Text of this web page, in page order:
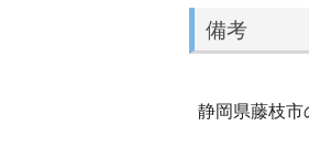
備考
静岡県藤枝